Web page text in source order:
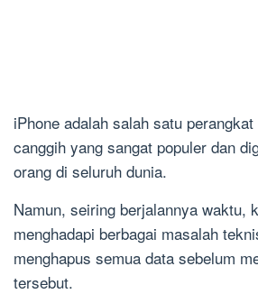
iPhone adalah salah satu
canggih yang sangat populer dan
orang di seluruh dunia.
Namun, seiring berjalannya waktu,
menghadapi berbagai masalah
menghapus semua data sebelum
tersebut.